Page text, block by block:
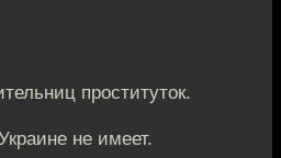
проституток.
не имеет.